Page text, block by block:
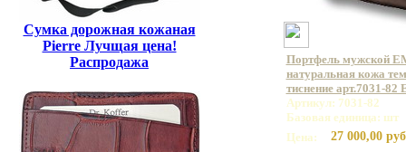
Сумка дорожная кожаная
Pierre Лучщая цена!
Распродажа
Портфель мужской
натуральная кожа
тиснение арт.7031-82
Артикул: 7031-82
Базовая единица: шт
Цена:
27 000,00